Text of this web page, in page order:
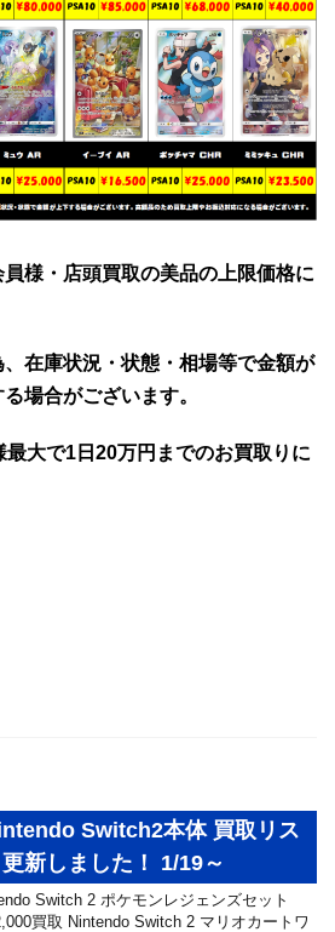
様・店頭買取の美品の上限価格に
在庫状況・状態・相場等で金額が
場合がございます。
大で1日20万円までのお買取りに
Switch2本体 買取リス
更新しました！ 1/19～
Switch 2 ポケモンレジェンズセット
買取 Nintendo Switch 2 マリオカートワ